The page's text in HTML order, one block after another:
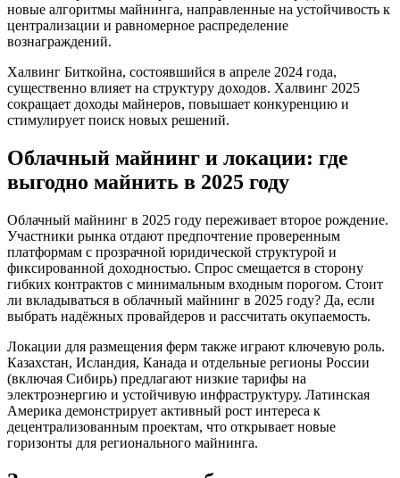
новые алгоритмы майнинга, направленные на устойчивость к
централизации и равномерное распределение
вознаграждений.
Халвинг Биткойна, состоявшийся в апреле 2024 года,
существенно влияет на структуру доходов. Халвинг 2025
сокращает доходы майнеров, повышает конкуренцию и
стимулирует поиск новых решений.
Облачный майнинг и локации: где
выгодно майнить в 2025 году
Облачный майнинг в 2025 году переживает второе рождение.
Участники рынка отдают предпочтение проверенным
платформам с прозрачной юридической структурой и
фиксированной доходностью. Спрос смещается в сторону
гибких контрактов с минимальным входным порогом. Стоит
ли вкладываться в облачный майнинг в 2025 году? Да, если
выбрать надёжных провайдеров и рассчитать окупаемость.
Локации для размещения ферм также играют ключевую роль.
Казахстан, Исландия, Канада и отдельные регионы России
(включая Сибирь) предлагают низкие тарифы на
электроэнергию и устойчивую инфраструктуру. Латинская
Америка демонстрирует активный рост интереса к
децентрализованным проектам, что открывает новые
горизонты для регионального майнинга.